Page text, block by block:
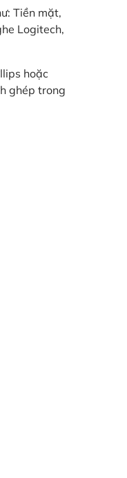
Tiền mặt,
Logitech,
hoặc
ghép trong